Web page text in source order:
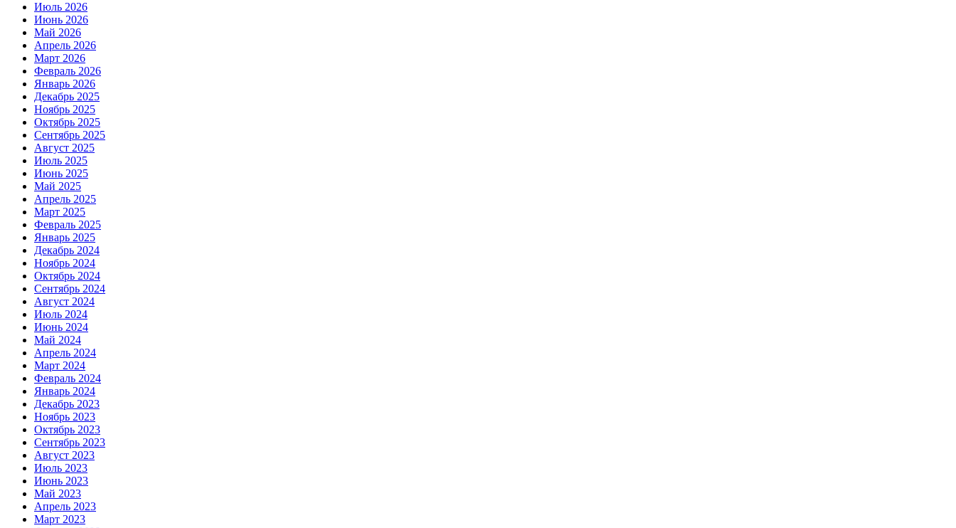
Июль 2026
Июнь 2026
Май 2026
Апрель 2026
Март 2026
Февраль 2026
Январь 2026
Декабрь 2025
Ноябрь 2025
Октябрь 2025
Сентябрь 2025
Август 2025
Июль 2025
Июнь 2025
Май 2025
Апрель 2025
Март 2025
Февраль 2025
Январь 2025
Декабрь 2024
Ноябрь 2024
Октябрь 2024
Сентябрь 2024
Август 2024
Июль 2024
Июнь 2024
Май 2024
Апрель 2024
Март 2024
Февраль 2024
Январь 2024
Декабрь 2023
Ноябрь 2023
Октябрь 2023
Сентябрь 2023
Август 2023
Июль 2023
Июнь 2023
Май 2023
Апрель 2023
Март 2023